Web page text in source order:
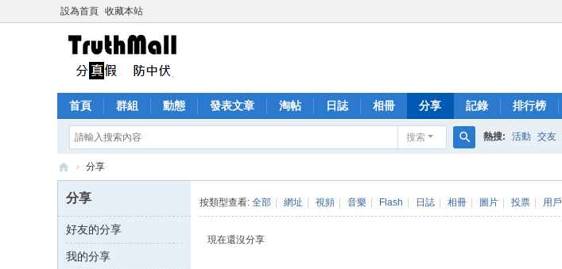
設為首頁 收藏本站
首頁 群組 動態 發表文章 淘帖 日誌 相冊 分享 記錄 排行榜
搜索
索
熱搜: 活動 交友
h
M
› 分享
分享
好友的分享
我的分享
按類型查看: 全部 網址 視頻 音樂 Flash 日誌 相冊 圖片 投票 用戶
現在還沒分享